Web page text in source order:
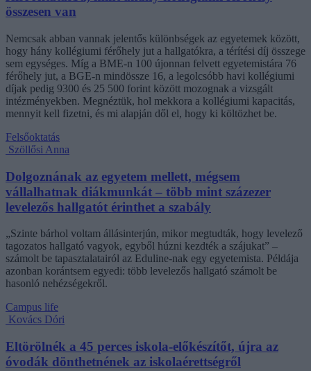
összesen van
Nemcsak abban vannak jelentős különbségek az egyetemek között,
hogy hány kollégiumi férőhely jut a hallgatókra, a térítési díj összege
sem egységes. Míg a BME-n 100 újonnan felvett egyetemistára 76
férőhely jut, a BGE-n mindössze 16, a legolcsóbb havi kollégiumi
díjak pedig 9300 és 25 500 forint között mozognak a vizsgált
intézményekben. Megnéztük, hol mekkora a kollégiumi kapacitás,
mennyit kell fizetni, és mi alapján dől el, hogy ki költözhet be.
Felsőoktatás
Szöllősi Anna
Dolgoznának az egyetem mellett, mégsem
vállalhatnak diákmunkát – több mint százezer
levelezős hallgatót érinthet a szabály
„Szinte bárhol voltam állásinterjún, mikor megtudták, hogy levelező
tagozatos hallgató vagyok, egyből húzni kezdték a szájukat” –
számolt be tapasztalatairól az Eduline-nak egy egyetemista. Példája
azonban korántsem egyedi: több levelezős hallgató számolt be
hasonló nehézségekről.
Campus life
Kovács Dóri
Eltörölnék a 45 perces iskola-előkészítőt, újra az
óvodák dönthetnének az iskolaérettségről